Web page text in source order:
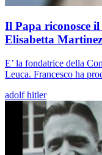
Il Papa riconosce
Elisabetta Martinez
E’ la fondatrice della
Leuca. Francesco ha
adolf hitler